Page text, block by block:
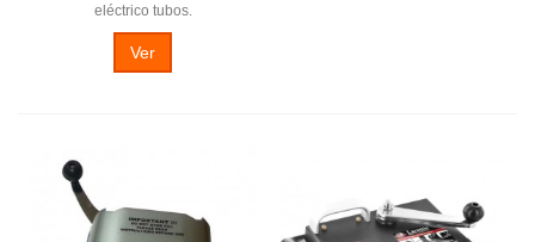
eléctrico tubos.
Ver